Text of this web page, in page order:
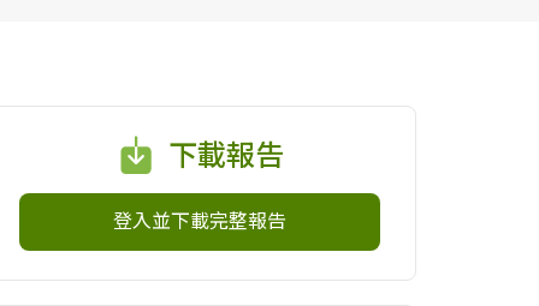
下載報告
登入並下載完整報告